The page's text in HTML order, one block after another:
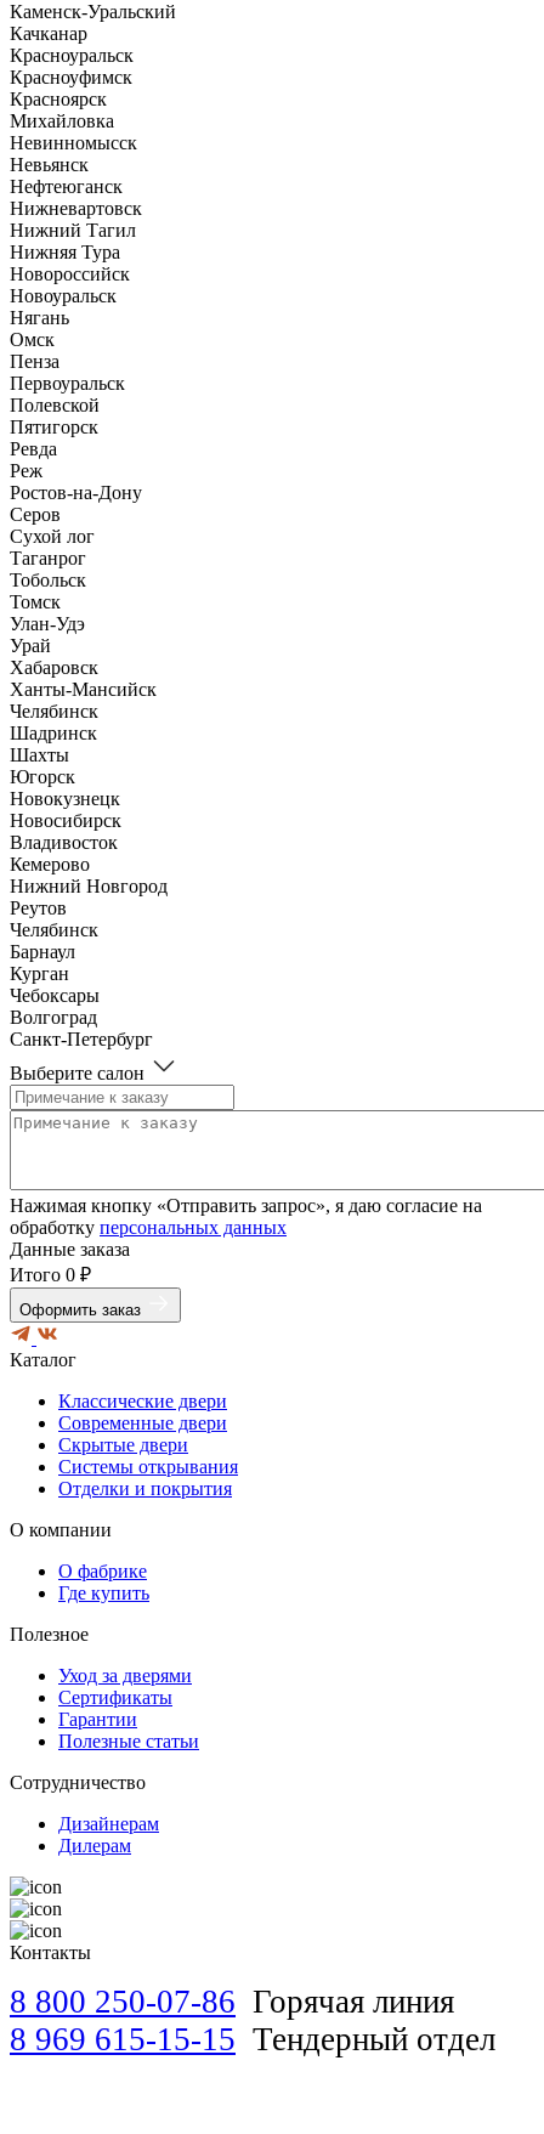
Каменск-Уральский
Качканар
Красноуральск
Красноуфимск
Красноярск
Михайловка
Невинномысск
Невьянск
Нефтеюганск
Нижневартовск
Нижний Тагил
Нижняя Тура
Новороссийск
Новоуральск
Нягань
Омск
Пенза
Первоуральск
Полевской
Пятигорск
Ревда
Реж
Ростов-на-Дону
Серов
Сухой лог
Таганрог
Тобольск
Томск
Улан-Удэ
Урай
Хабаровск
Ханты-Мансийск
Челябинск
Шадринск
Шахты
Югорск
Новокузнецк
Новосибирск
Владивосток
Кемерово
Нижний Новгород
Реутов
Челябинск
Барнаул
Курган
Чебоксары
Волгоград
Санкт-Петербург
Выберите салон
Нажимая кнопку «Отправить запрос», я даю согласие на
обработку персональных данных
Данные заказа
Итого 0 ₽
Оформить заказ
Каталог
Классические двери
Современные двери
Скрытые двери
Системы открывания
Отделки и покрытия
О компании
О фабрике
Где купить
Полезное
Уход за дверями
Сертификаты
Гарантии
Полезные статьи
Сотрудничество
Дизайнерам
Дилерам
Контакты
8 800 250-07-86 Горячая линия
8 969 615-15-15 Тендерный отдел